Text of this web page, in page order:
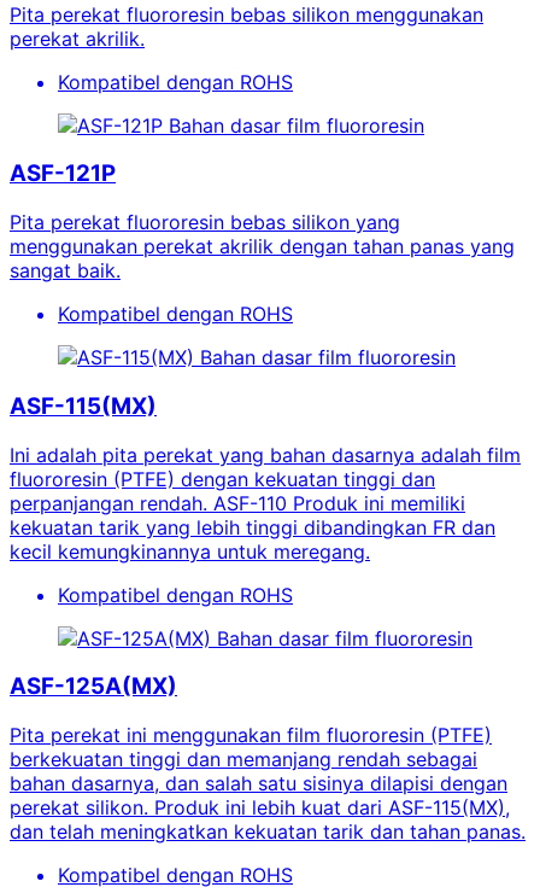
Pita perekat fluororesin bebas silikon menggunakan
perekat akrilik.
Kompatibel dengan ROHS
Bahan dasar film fluororesin
ASF-121P
Pita perekat fluororesin bebas silikon yang
menggunakan perekat akrilik dengan tahan panas yang
sangat baik.
Kompatibel dengan ROHS
Bahan dasar film fluororesin
ASF-115(MX)
Ini adalah pita perekat yang bahan dasarnya adalah film
fluororesin (PTFE) dengan kekuatan tinggi dan
perpanjangan rendah. ASF-110 Produk ini memiliki
kekuatan tarik yang lebih tinggi dibandingkan FR dan
kecil kemungkinannya untuk meregang.
Kompatibel dengan ROHS
Bahan dasar film fluororesin
ASF-125A(MX)
Pita perekat ini menggunakan film fluororesin (PTFE)
berkekuatan tinggi dan memanjang rendah sebagai
bahan dasarnya, dan salah satu sisinya dilapisi dengan
perekat silikon. Produk ini lebih kuat dari ASF-115(MX),
dan telah meningkatkan kekuatan tarik dan tahan panas.
Kompatibel dengan ROHS